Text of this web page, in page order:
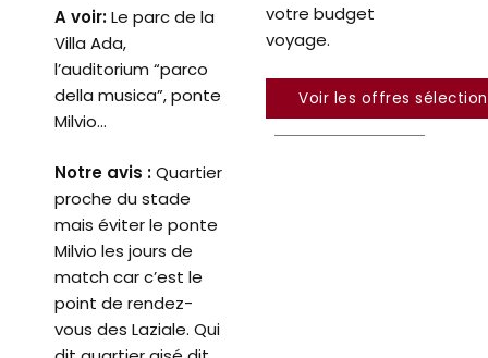
A voir:Le parc de la
Villa Ada,
l’auditorium “parco
della musica”, ponte
Milvio…
Notre avis :Quartier
proche du stade
mais éviter le ponte
Milvio les jours de
match car c’est le
point de rendez-
vous des Laziale. Qui
votre budget
voyage.
Voir les offres